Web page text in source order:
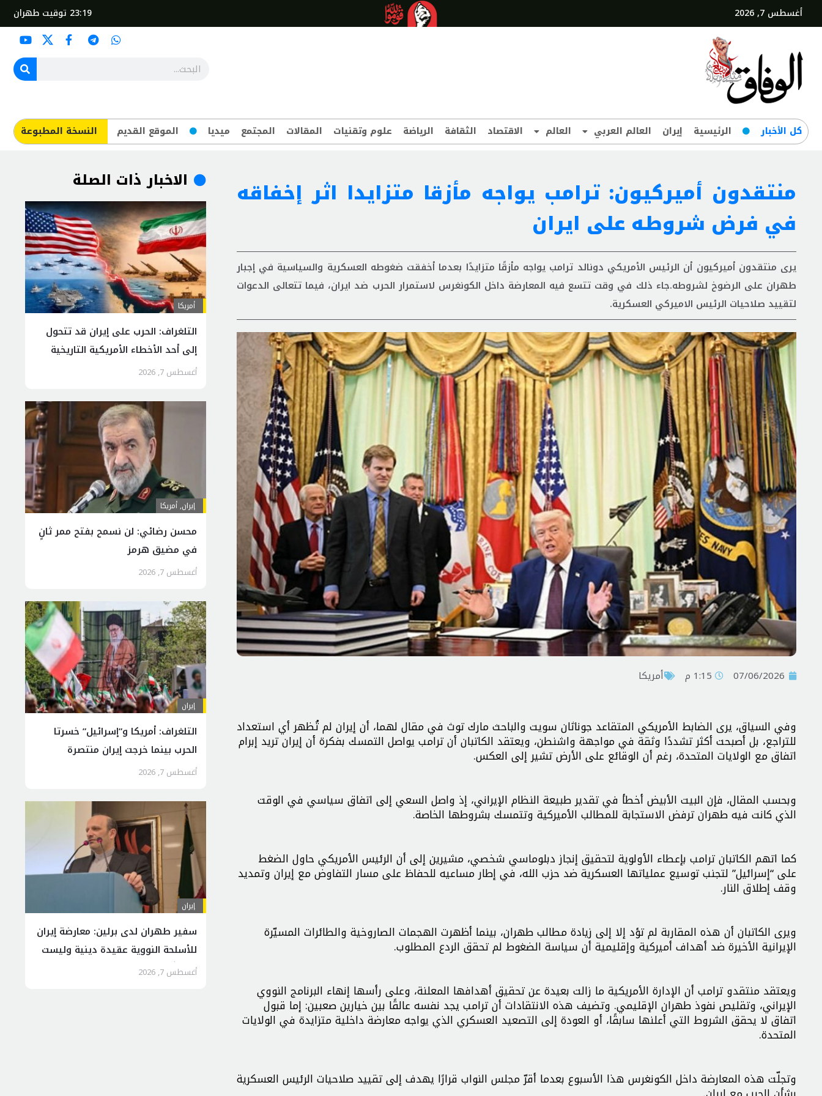
أغسطس 7, 2026 23:19 توقيت طهران
کل‌ الأخبار الرئيسية إيران العالم العربي العالم الاقتصاد الثقافة الرياضة علوم وتقنيات المقالات المجتمع ميديا الموقع القديم ​النسخة المطبوعة
منتقدون أميركيون: ترامب يواجه مأزقا متزايدا اثر إخفاقه
في فرض شروطه على ايران
يرى منتقدون أميركيون أن الرئيس الأمريكي دونالد ترامب يواجه مأزقًا متزايدًا بعدما أخفقت ضغوطه العسكرية والسياسية في إجبار
طهران على الرضوخ لشروطه.جاء ذلك في وقت تتسع فيه المعارضة داخل الكونغرس لاستمرار الحرب ضد ايران، فيما تتعالى الدعوات
لتقييد صلاحيات الرئيس الاميركي العسكرية.
07/06/2026 1:15 م أمريكا
وفي السياق، يرى الضابط الأمريكي المتقاعد جوناثان سويت والباحث مارك توث في مقال لهما، أن إيران لم تُظهر أي استعداد
للتراجع، بل أصبحت أكثر تشددًا وثقة في مواجهة واشنطن، ويعتقد الكاتبان أن ترامب يواصل التمسك بفكرة أن إيران تريد إبرام
اتفاق مع الولايات المتحدة، رغم أن الوقائع على الأرض تشير إلى العكس.
وبحسب المقال، فإن البيت الأبيض أخطأ في تقدير طبيعة النظام الإيراني، إذ واصل السعي إلى اتفاق سياسي في الوقت
الذي كانت فيه طهران ترفض الاستجابة للمطالب الأميركية وتتمسك بشروطها الخاصة.
كما اتهم الكاتبان ترامب بإعطاء الأولوية لتحقيق إنجاز دبلوماسي شخصي، مشيرين إلى أن الرئيس الأمريكي حاول الضغط
على “إسرائيل” لتجنب توسيع عملياتها العسكرية ضد حزب الله، في إطار مساعيه للحفاظ على مسار التفاوض مع إيران وتمديد
وقف إطلاق النار.
ويرى الكاتبان أن هذه المقاربة لم تؤد إلا إلى زيادة مطالب طهران، بينما أظهرت الهجمات الصاروخية والطائرات المسيّرة
الإيرانية الأخيرة ضد أهداف أميركية وإقليمية أن سياسة الضغوط لم تحقق الردع المطلوب.
ويعتقد منتقدو ترامب أن الإدارة الأمريكية ما زالت بعيدة عن تحقيق أهدافها المعلنة، وعلى رأسها إنهاء البرنامج النووي
الإيراني، وتقليص نفوذ طهران الإقليمي. وتضيف هذه الانتقادات أن ترامب يجد نفسه عالقًا بين خيارين صعبين: إما قبول
اتفاق لا يحقق الشروط التي أعلنها سابقًا، أو العودة إلى التصعيد العسكري الذي يواجه معارضة داخلية متزايدة في الولايات
المتحدة.
وتجلّت هذه المعارضة داخل الكونغرس هذا الأسبوع بعدما أقرّ مجلس النواب قرارًا يهدف إلى تقييد صلاحيات الرئيس العسكرية
الاخبار ذات الصلة
أمريكا
التلغراف: الحرب على إيران قد تتحول
إلى أحد الأخطاء الأمريكية التاريخية
أغسطس 7, 2026
إيران,أمريكا
محسن رضائي: لن نسمح بفتح ممر ثانٍ
في مضيق هرمز
أغسطس 7, 2026
إيران
التلغراف: أمريكا و”إسرائيل” خسرتا
الحرب بينما خرجت إيران منتصرة
أغسطس 7, 2026
إيران
سفير طهران لدى برلين: معارضة إيران
للأسلحة النووية عقيدة دينية وليست
تكتيكًا سياسيًا
أغسطس 7, 2026